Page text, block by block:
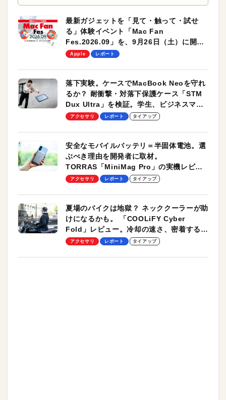
最新ガジェットを「見て・触って・試せ
る」体験イベント「Mac Fan
Fes.2026.09」を、9月26日（土）に開催
します！
Apple レポート
落下実験。ケースでMacBook Neoを守れ
るか？ 耐衝撃・対落下保護ケース「STM
Dux Ultra」を検証。学生、ビジネスマン
のモバイルユースに最適！
アクセサリ レポート タイアップ
安全なモバイルバッテリ＝半固体電池。選
ぶべき理由を開発者に取材。
TORRAS「MiniMag Pro」の実機レビュ
ーも
アクセサリ レポート タイアップ
夏場のバイクは地獄？ ネッククーラーが助
けになるかも。 「COOLiFY Cyber
Fold」レビュー。冷却の速さ、密着する冷
却プレート、シンプルな操作性がグッド！
アクセサリ レポート タイアップ